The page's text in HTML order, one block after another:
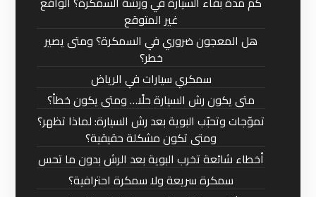
غير المتوقع
هل المعجون ضروري في السمكرة؟ ومتى يصير
خطر؟
سمكري سيارات في الرياض
متى يكون رش السيارة حلًا… ومتى يكون خطأ؟
تموّجات وتحبّب البوية بعد رش السيارة: لماذا تظهر؟
ومتى تكون مشكلة حقيقية؟
أخطاء شائعة تخرب البوية بعد الرش بدون ما تحس
سمكرة سريعة ولا سمكرة احترافية؟